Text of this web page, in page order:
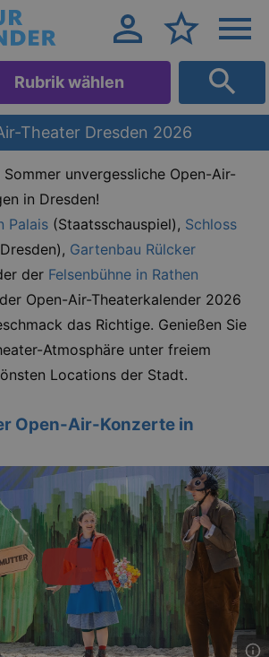
Rubrik wählen
Theater Dresden 2026
Sommer unvergessliche Open-Air-
in Dresden!
Palais (Staatsschauspiel), Schloss
Gartenbau Rülcker
der Felsenbühne in Rathen
Open-Air-Theaterkalender 2026
das Richtige. Genießen Sie
Atmosphäre unter freiem
Locations der Stadt.
Open-Air-Konzerte in